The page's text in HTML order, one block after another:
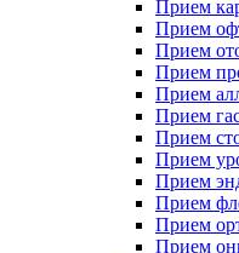
Прием
Прием
Прием
Прием
Прием
Прием
Прием
Прием
Прием
Прием
Прием
Прием